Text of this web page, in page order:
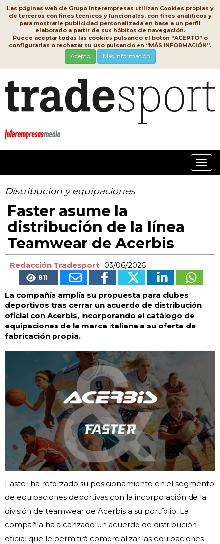
Las páginas web de Grupo Interempresas utilizan Cookies propias y
de terceros con fines técnicos y funcionales, con fines analíticos y
para mostrarle publicidad personalizada en base a un perfil
elaborado a partir de sus hábitos de navegación.
Puede aceptar todas las cookies pulsando el botón “ACEPTO” o
configurarlas o rechazar su uso pulsando en “MÁS INFORMACIÓN”.
Acepto Más información
Distribución y equipaciones
Faster asume la
distribución de la línea
Teamwear de Acerbis
Redacción Tradesport 03/06/2026
811
La compañía amplía su propuesta para clubes
deportivos tras cerrar un acuerdo de distribución
oficial con Acerbis, incorporando el catálogo de
equipaciones de la marca italiana a su oferta de
fabricación propia.
Faster ha reforzado su posicionamiento en el segmento
de equipaciones deportivas con la incorporación de la
división de teamwear de Acerbis a su portfolio. La
compañía ha alcanzado un acuerdo de distribución
oficial que le permitirá comercializar las equipaciones